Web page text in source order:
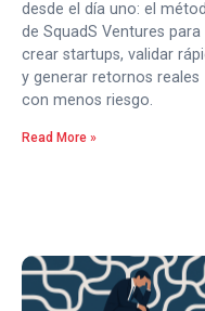
desde el día uno: el
de SquadS Ventures para
crear startups, validar
y generar retornos reales
con menos riesgo.
Read More »